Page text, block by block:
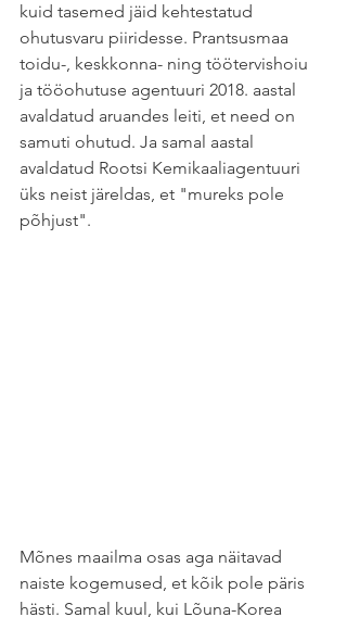
kuid tasemed jäid kehtestatud
ohutusvaru piiridesse. Prantsusmaa
toidu-, keskkonna- ning töötervishoiu
ja tööohutuse agentuuri 2018. aastal
avaldatud aruandes leiti, et need on
samuti ohutud. Ja samal aastal
avaldatud Rootsi Kemikaaliagentuuri
üks neist järeldas, et "mureks pole
põhjust".
Mõnes maailma osas aga näitavad
naiste kogemused, et kõik pole päris
hästi. Samal kuul, kui Lõuna-Korea